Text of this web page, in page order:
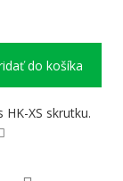
do košíka
XS skrutku.